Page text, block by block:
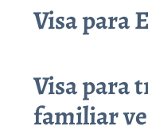
Visa para
Visa para
familiar